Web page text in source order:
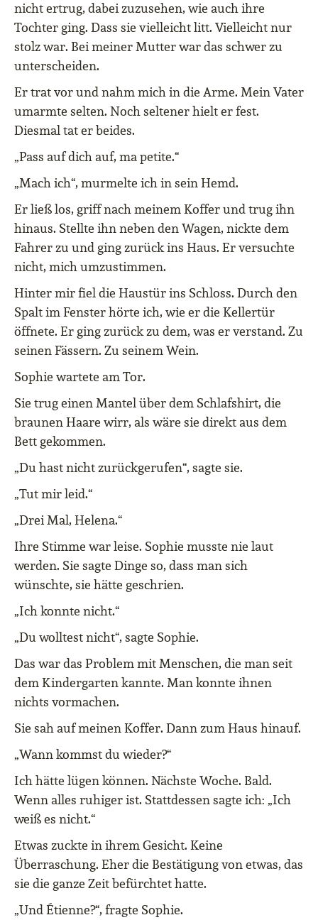
nicht ertrug, dabei zuzusehen, wie auch ihre
Tochter ging. Dass sie vielleicht litt. Vielleicht nur
stolz war. Bei meiner Mutter war das schwer zu
unterscheiden.
Er trat vor und nahm mich in die Arme. Mein Vater
umarmte selten. Noch seltener hielt er fest.
Diesmal tat er beides.
„Pass auf dich auf, ma petite.“
„Mach ich“, murmelte ich in sein Hemd.
Er ließ los, griff nach meinem Koffer und trug ihn
hinaus. Stellte ihn neben den Wagen, nickte dem
Fahrer zu und ging zurück ins Haus. Er versuchte
nicht, mich umzustimmen.
Hinter mir fiel die Haustür ins Schloss. Durch den
Spalt im Fenster hörte ich, wie er die Kellertür
öffnete. Er ging zurück zu dem, was er verstand. Zu
seinen Fässern. Zu seinem Wein.
Sophie wartete am Tor.
Sie trug einen Mantel über dem Schlafshirt, die
braunen Haare wirr, als wäre sie direkt aus dem
Bett gekommen.
„Du hast nicht zurückgerufen“, sagte sie.
„Tut mir leid.“
„Drei Mal, Helena.“
Ihre Stimme war leise. Sophie musste nie laut
werden. Sie sagte Dinge so, dass man sich
wünschte, sie hätte geschrien.
„Ich konnte nicht.“
„Du wolltest nicht“, sagte Sophie.
Das war das Problem mit Menschen, die man seit
dem Kindergarten kannte. Man konnte ihnen
nichts vormachen.
Sie sah auf meinen Koffer. Dann zum Haus hinauf.
„Wann kommst du wieder?“
Ich hätte lügen können. Nächste Woche. Bald.
Wenn alles ruhiger ist. Stattdessen sagte ich: „Ich
weiß es nicht.“
Etwas zuckte in ihrem Gesicht. Keine
Überraschung. Eher die Bestätigung von etwas, das
sie die ganze Zeit befürchtet hatte.
„Und Étienne?“, fragte Sophie.